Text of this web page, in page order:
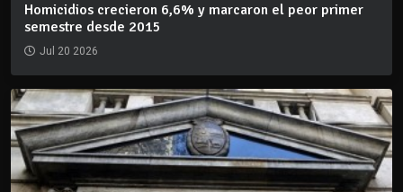
Homicidios crecieron 6,6% y marcaron el peor primer
semestre desde 2015
Jul 20 2026